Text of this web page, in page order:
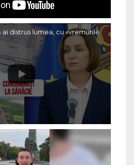
ai distrus lumea, cu «vremurile